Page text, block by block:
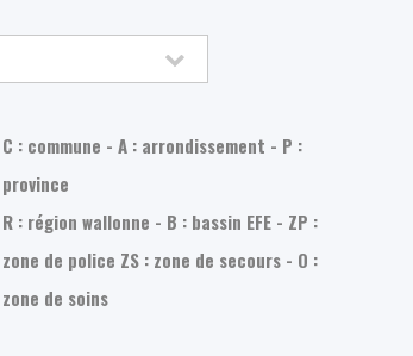
C : commune - A : arrondissement - P :
province
R : région wallonne - B : bassin EFE - ZP :
zone de police ZS : zone de secours - O :
zone de soins